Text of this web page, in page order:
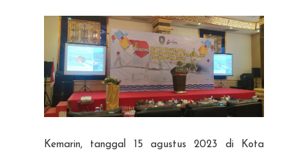
Kemarin, tanggal 15 agustus 2023 di Kota